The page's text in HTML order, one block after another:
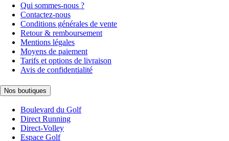
Qui sommes-nous ?
Contactez-nous
Conditions générales de vente
Retour & remboursement
Mentions légales
Moyens de paiement
Tarifs et options de livraison
Avis de confidentialité
Nos boutiques
Boulevard du Golf
Direct Running
Direct-Volley
Espace Golf